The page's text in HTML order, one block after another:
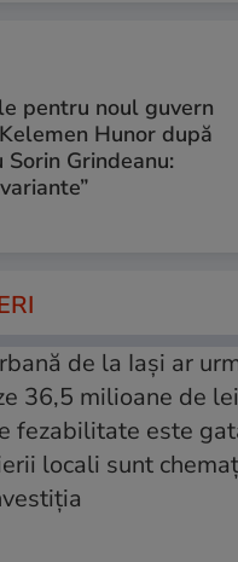
pentru noul guvern
Hunor după
Sorin Grindeanu: